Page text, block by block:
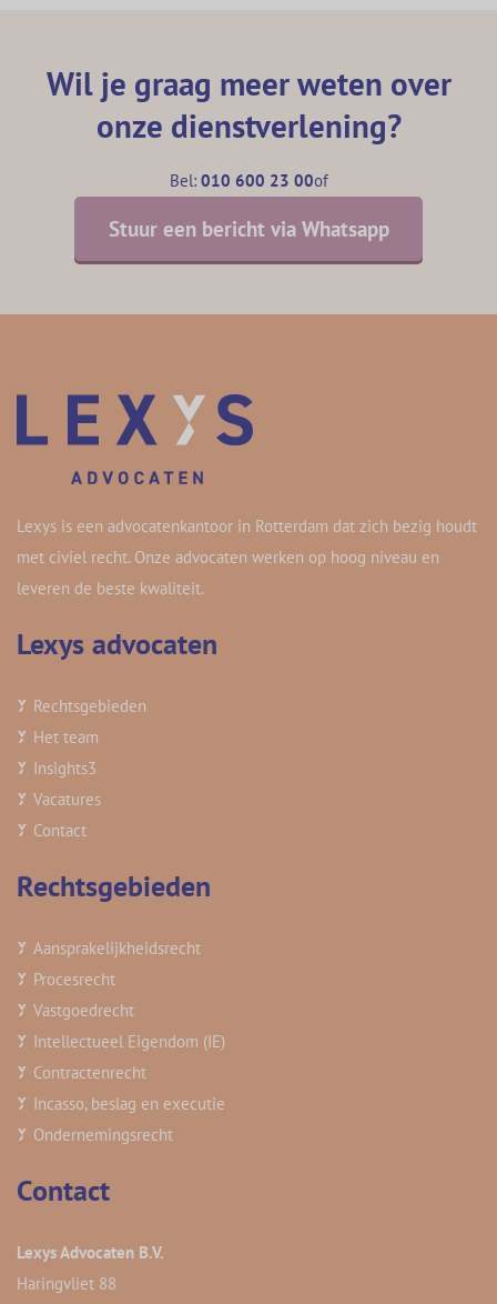
Wil je graag meer weten over
onze dienstverlening?
Bel: 010 600 23 00of
Stuur een bericht via Whatsapp
Lexys is een advocatenkantoor in Rotterdam dat zich bezig houdt
met civiel recht. Onze advocaten werken op hoog niveau en
leveren de beste kwaliteit.
Lexys advocaten
Rechtsgebieden
Het team
Insights3
Vacatures
Contact
Rechtsgebieden
Aansprakelijkheidsrecht
Procesrecht
Vastgoedrecht
Intellectueel Eigendom (IE)
Contractenrecht
Incasso, beslag en executie
Ondernemingsrecht
Contact
Lexys Advocaten B.V.
Haringvliet 88